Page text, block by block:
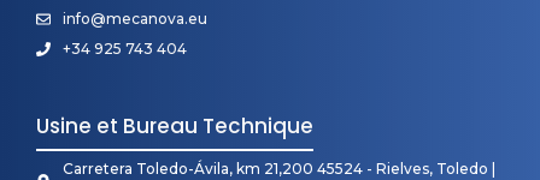
info@mecanova.eu
+34 925 743 404
Usine et Bureau Technique
Carretera Toledo-Ávila, km 21,200 45524 - Rielves, Toledo |